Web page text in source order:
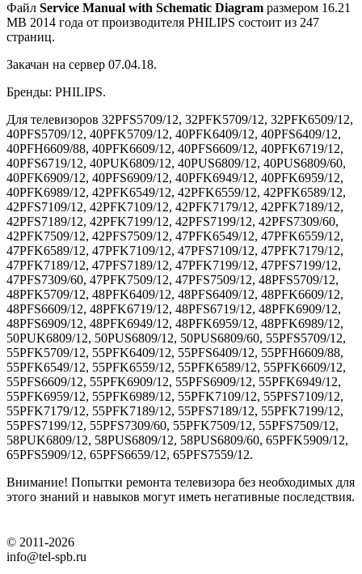
Файл Service Manual with Schematic Diagram размером 16.21
MB 2014 года от производителя PHILIPS состоит из 247
страниц.
Закачан на сервер 07.04.18.
Бренды: PHILIPS.
Для телевизоров 32PFS5709/12, 32PFK5709/12, 32PFK6509/12,
40PFS5709/12, 40PFK5709/12, 40PFK6409/12, 40PFS6409/12,
40PFH6609/88, 40PFK6609/12, 40PFS6609/12, 40PFK6719/12,
40PFS6719/12, 40PUK6809/12, 40PUS6809/12, 40PUS6809/60,
40PFK6909/12, 40PFS6909/12, 40PFK6949/12, 40PFK6959/12,
40PFK6989/12, 42PFK6549/12, 42PFK6559/12, 42PFK6589/12,
42PFS7109/12, 42PFK7109/12, 42PFK7179/12, 42PFK7189/12,
42PFS7189/12, 42PFK7199/12, 42PFS7199/12, 42PFS7309/60,
42PFK7509/12, 42PFS7509/12, 47PFK6549/12, 47PFK6559/12,
47PFK6589/12, 47PFK7109/12, 47PFS7109/12, 47PFK7179/12,
47PFK7189/12, 47PFS7189/12, 47PFK7199/12, 47PFS7199/12,
47PFS7309/60, 47PFK7509/12, 47PFS7509/12, 48PFS5709/12,
48PFK5709/12, 48PFK6409/12, 48PFS6409/12, 48PFK6609/12,
48PFS6609/12, 48PFK6719/12, 48PFS6719/12, 48PFK6909/12,
48PFS6909/12, 48PFK6949/12, 48PFK6959/12, 48PFK6989/12,
50PUK6809/12, 50PUS6809/12, 50PUS6809/60, 55PFS5709/12,
55PFK5709/12, 55PFK6409/12, 55PFS6409/12, 55PFH6609/88,
55PFK6549/12, 55PFK6559/12, 55PFK6589/12, 55PFK6609/12,
55PFS6609/12, 55PFK6909/12, 55PFS6909/12, 55PFK6949/12,
55PFK6959/12, 55PFK6989/12, 55PFK7109/12, 55PFS7109/12,
55PFK7179/12, 55PFK7189/12, 55PFS7189/12, 55PFK7199/12,
55PFS7199/12, 55PFS7309/60, 55PFK7509/12, 55PFS7509/12,
58PUK6809/12, 58PUS6809/12, 58PUS6809/60, 65PFK5909/12,
65PFS5909/12, 65PFS6659/12, 65PFS7559/12.
Внимание! Попытки ремонта телевизора без необходимых для
этого знаний и навыков могут иметь негативные последствия.
© 2011-2026
info@tel-spb.ru